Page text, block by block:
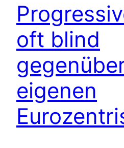
oft blind
eigenen